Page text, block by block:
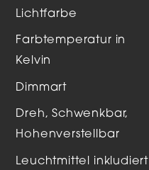
Lichtfarbe
Farbtemperatur in
Kelvin
Dimmart
Dreh, Schwenkbar,
Hohenverstellbar
Leuchtmittel inkludiert